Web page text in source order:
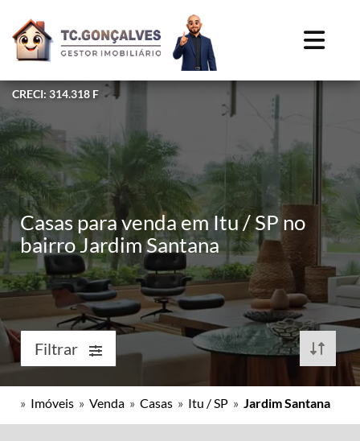
CRECI: 314.318 F
Casas para venda em Itu / SP no
bairro Jardim Santana
Filtrar
» Imóveis » Venda » Casas » Itu / SP » Jardim Santana